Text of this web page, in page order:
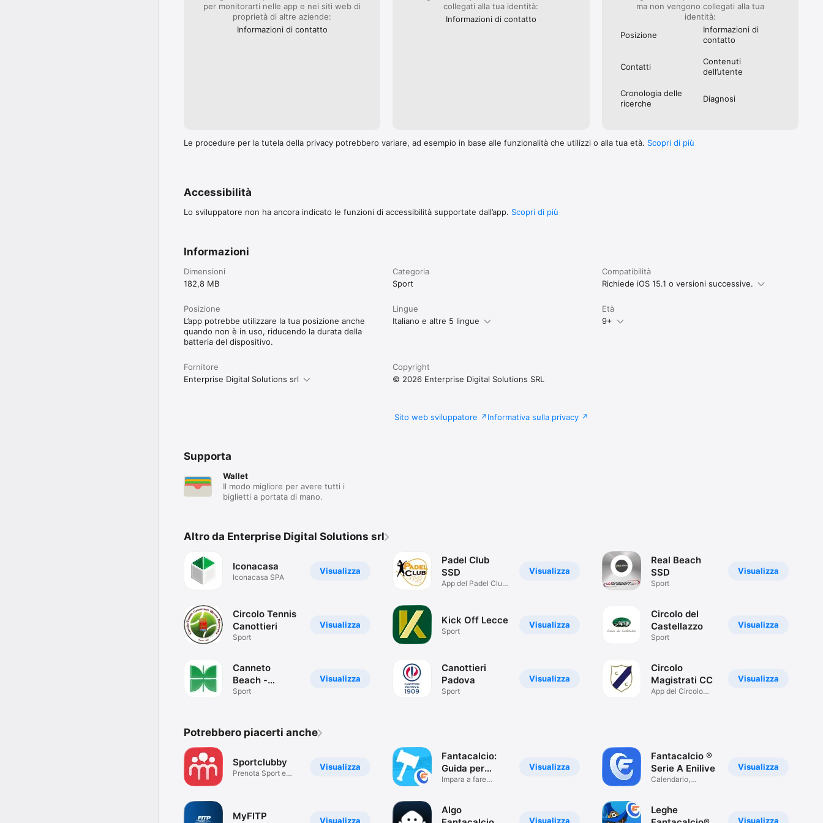
per monitorarti nelle app e nei siti web di
proprietà di altre aziende:
Informazioni di contatto
collegati alla tua identità:
Informazioni di contatto
ma non vengono collegati alla tua
identità:
Posizione
Informazioni di
contatto
Contatti
Contenuti
dell’utente
Cronologia delle
ricerche
Diagnosi
Le procedure per la tutela della privacy potrebbero variare, ad esempio in base alle funzionalità che utilizzi o alla tua età. Scopri di più
Accessibilità
Lo sviluppatore non ha ancora indicato le funzioni di accessibilità supportate dall’app. Scopri di più
Informazioni
Dimensioni
182,8 MB
Categoria
Sport
Compatibilità
Richiede iOS 15.1 o versioni successive.
Posizione
L’app potrebbe utilizzare la tua posizione anche
quando non è in uso, riducendo la durata della
batteria del dispositivo.
Lingue
Italiano e altre 5 lingue
Età
9+
Fornitore
Enterprise Digital Solutions srl
Copyright
© 2026 Enterprise Digital Solutions SRL
Sito web sviluppatore Informativa sulla privacy
Supporta
Wallet
Il modo migliore per avere tutti i
biglietti a portata di mano.
Altro da Enterprise Digital Solutions srl
Visualizza
Iconacasa
Iconacasa SPA
Visualizza
Circolo Tennis
Canottieri
Sport
Visualizza
Canneto
Beach -
Prenotazioni
Sport
Visualizza
Padel Club
SSD
App del Padel Club
Visualizza
Kick Off Lecce
Sport
Visualizza
Canottieri
Padova
Sport
Visualizza
Real Beach
SSD
Sport
Visualizza
Circolo del
Castellazzo
Sport
Visualizza
Circolo
Magistrati CC
App del Circolo
Potrebbero piacerti anche
Visualizza
Sportclubby
Prenota Sport e
Visualizza
MyFITP
Visualizza
Fantacalcio:
Guida per
l'Asta
Impara a fare
Visualizza
Algo
Visualizza
Fantacalcio ®
Serie A Enilive
Calendario,
Visualizza
Leghe